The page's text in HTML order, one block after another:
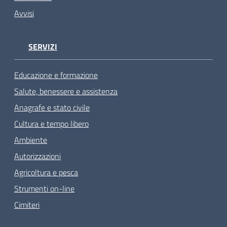
Avvisi
SERVIZI
Educazione e formazione
Salute, benessere e assistenza
Anagrafe e stato civile
Cultura e tempo libero
Ambiente
Autorizzazioni
Agricoltura e pesca
Strumenti on-line
Cimiteri